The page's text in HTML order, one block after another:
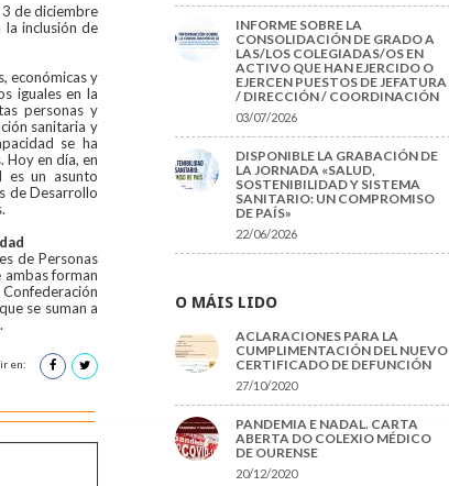
de diciembre
inclusión de
económicas y
iguales en la
personas y
sanitaria y
se ha
Hoy en día, en
es un asunto
de Desarrollo
de Personas
ambas forman
se suman a
en:
INFORME SOBRE LA
CONSOLIDACIÓN DE GRADO A
LAS/LOS COLEGIADAS/OS EN
ACTIVO QUE HAN EJERCIDO O
EJERCEN PUESTOS DE JEFATURA
/ DIRECCIÓN / COORDINACIÓN
03/07/2026
DISPONIBLE LA GRABACIÓN DE
LA JORNADA «SALUD,
SOSTENIBILIDAD Y SISTEMA
SANITARIO: UN COMPROMISO
DE PAÍS»
22/06/2026
O MÁIS LIDO
ACLARACIONES PARA LA
CUMPLIMENTACIÓN DEL NUEVO
CERTIFICADO DE DEFUNCIÓN
27/10/2020
PANDEMIA E NADAL. CARTA
ABERTA DO COLEXIO MÉDICO
DE OURENSE
20/12/2020